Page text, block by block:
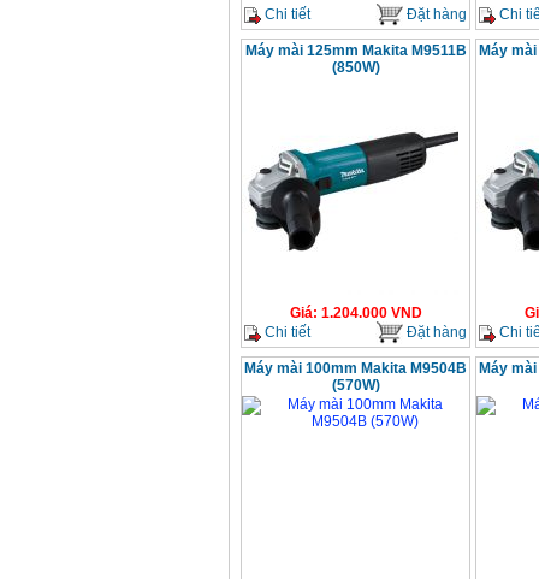
Chi tiết
Đặt hàng
Chi
Máy mài 125mm Makita M9511B
(850W)
Giá: 1.204.000VND
Chi tiết
Đặt hàng
Máy
Chi
Máy mài 100mm Makita M9504B
(570W)
Máy